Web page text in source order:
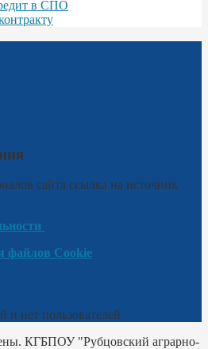
в СПО
сайта ссылка на источник
файлов Cookie
и нет пользователей
КГБПОУ "Рубцовский аграрно-